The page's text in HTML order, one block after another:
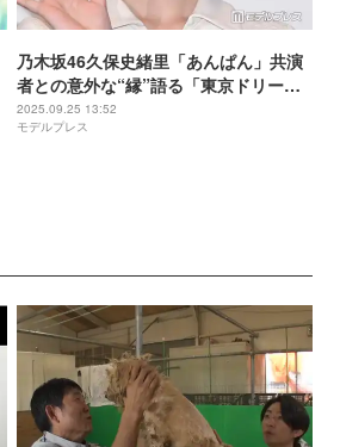
乃木坂46久保史緒里「あんぱん」共演
者との意外な“縁”語る「東京ドリーム
だよね」
2025.09.25 13:52
モデルプレス